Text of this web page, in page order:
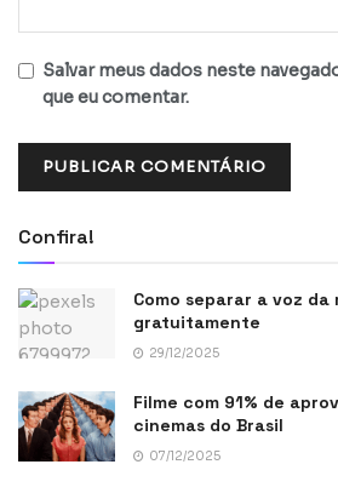
Salvar meus dados neste
que eu comentar.
Confira!
Como separar a voz da
gratuitamente
29/12/2025
Filme com 91% de
cinemas do Brasil
07/12/2025